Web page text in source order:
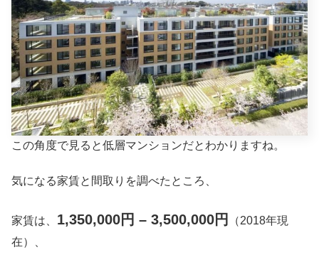
この角度で見ると低層マンションだとわかりますね。
気になる家賃と間取りを調べたところ、
家賃は、 1,350,000円 – 3,500,000円
（2018年現
在）、